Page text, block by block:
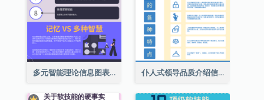
多元智能理论信息图表 仆人式领导品质介绍信息图表